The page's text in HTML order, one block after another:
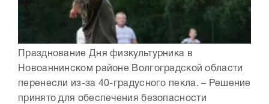
Празднование Дня физкультурника в
Новоаннинском районе Волгоградской области
перенесли из-за 40-градусного пекла. – Решение
принято для обеспечения безопасности